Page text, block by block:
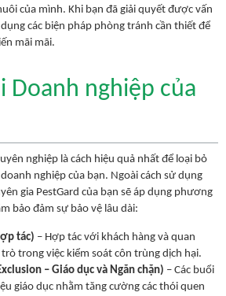
của mình. Khi bạn đã giải quyết được vấn
các biện pháp phòng tránh cần thiết để
mãi mãi.
Doanh nghiệp của
nghiệp là cách hiệu quả nhất để loại bỏ
nghiệp của bạn. Ngoài cách sử dụng
gia PestGard của bạn sẽ áp dụng phương
bảo đảm sự bảo vệ lâu dài:
tác) – Hợp tác với khách hàng và quan
trò trong việc kiểm soát côn trùng dịch hại.
– Giáo dục và Ngăn chặn) – Các buổi
giáo dục nhằm tăng cường các thói quen